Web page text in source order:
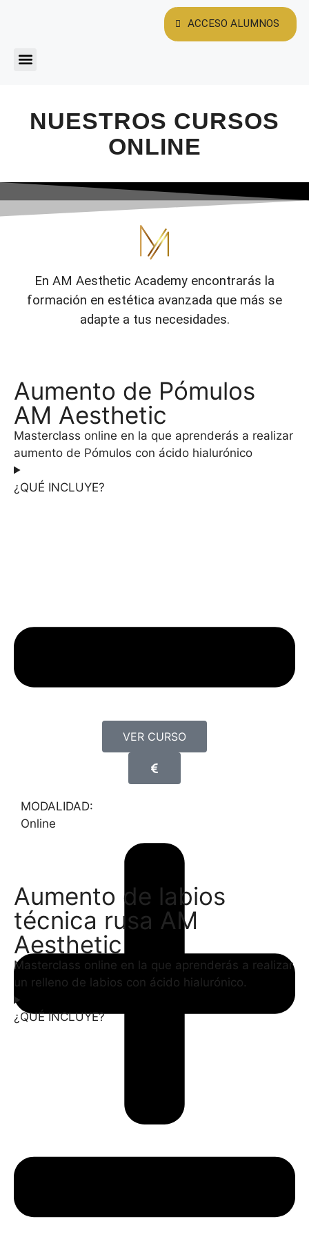
ACCESO ALUMNOS
NUESTROS CURSOS
ONLINE
En AM Aesthetic Academy encontrarás la
formación en estética avanzada que más se
adapte a tus necesidades.
Aumento de Pómulos
AM Aesthetic
Masterclass online en la que aprenderás a realizar
aumento de Pómulos con ácido hialurónico
¿QUÉ INCLUYE?
VER CURSO
MODALIDAD:
Online
Aumento de labios
técnica rusa AM
Aesthetic
Masterclass online en la que aprenderás a realizar
un relleno de labios con ácido hialurónico.
¿QUÉ INCLUYE?